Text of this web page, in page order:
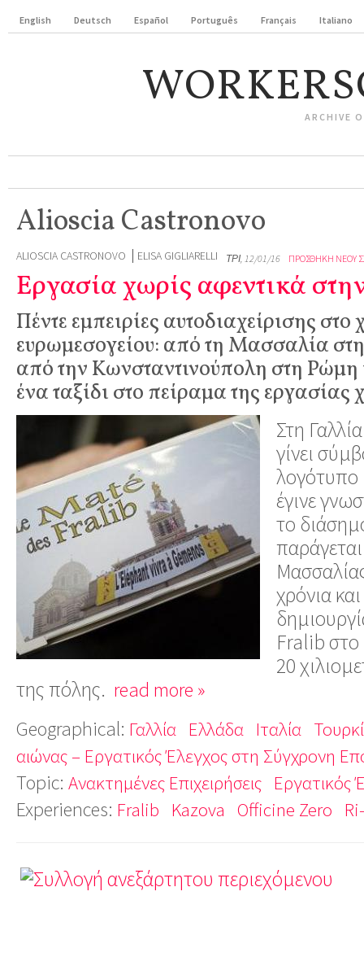
English Deutsch Español Português Français Italiano
ARCHIVE
Alioscia Castronovo
ALIOSCIA CASTRONOVO ELISA GIGLIARELLI ΤΡΊ, 12/01/16 ΠΡΟΣΘΉΚΗ ΝΈΟΥ
Εργασία χωρίς αφεντικά
Πέντε εμπειρίες αυτοδιαχείρισης στο
ευρωμεσογείου: από τη Μασσαλία
από την Κωνσταντινούπολη στη
ένα ταξίδι στο πείραμα της εργασίας
Στη
γίνει
λογότυπο
έγινε
το
χρόνια
Fralib
20
της πόλης. read more »
Geographical: Γαλλία Ελλάδα Ιταλία
αιώνας – Εργατικός Έλεγχος στη Σύγχρονη
Topic: Ανακτημένες Επιχειρήσεις Εργατικός
Experiences: Fralib Kazova Officine Zero